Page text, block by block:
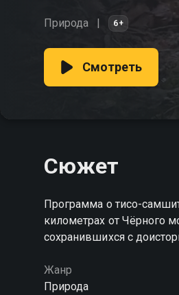
Природа 6+
Смотреть
Сюжет
Программа о тисо-
километрах от Чёрного
сохранившихся с
Жанр
Природа